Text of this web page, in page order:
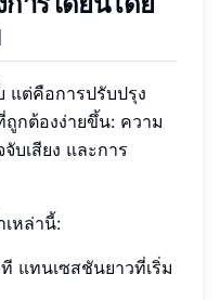
แต่คือการปรับปรุง
กต้องง่ายขึ้น: ความ
บเสียง และการ
หล่านี้:
แทนเซสชันยาวที่เริ่ม